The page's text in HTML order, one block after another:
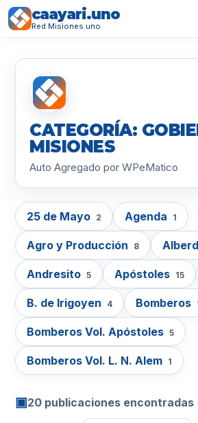
caayari.uno
Red Misiones.uno
CATEGORÍA:
MISIONES
Auto Agregado por WPeMatico
25 de Mayo 2 Agenda 1
Agro y Producción 8
Andresito 5 Apóstoles 15
B. de Irigoyen 4 Bomberos
Bomberos Vol. Apóstoles 5
Bomberos Vol. L. N. Alem 1
▣20 publicaciones encontradas